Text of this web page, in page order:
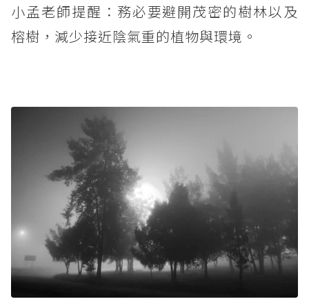
小孟老師提醒：務必要避開茂密的樹林以及
榕樹，減少接近陰氣重的植物與環境。